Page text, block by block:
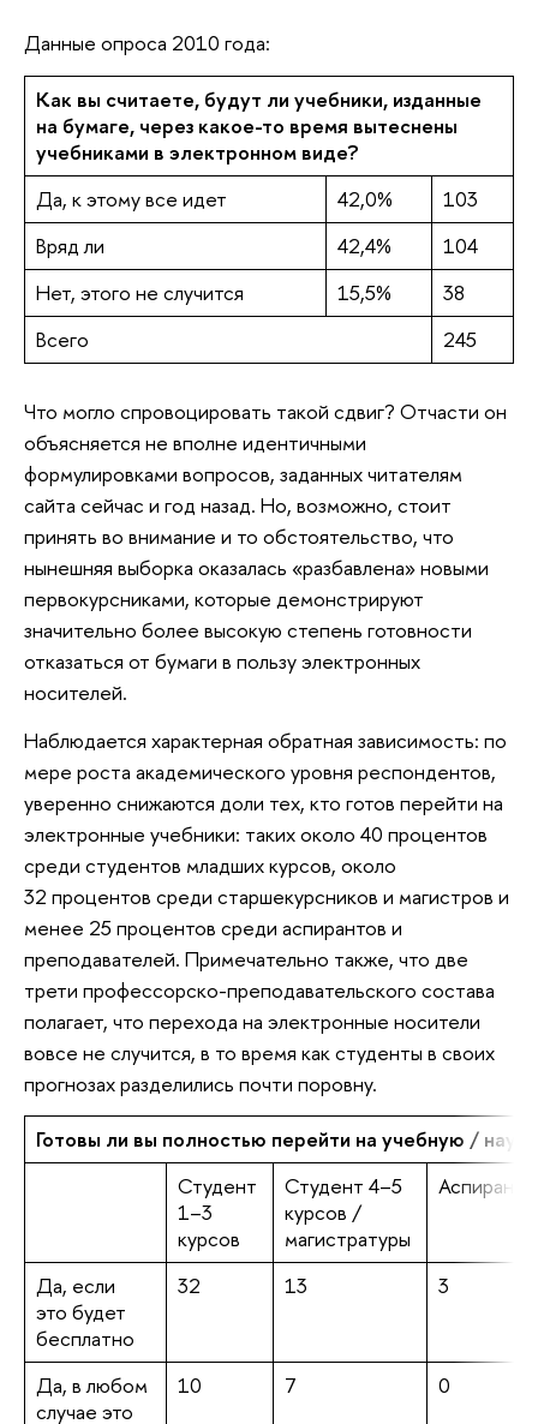
Данные опроса 2010 года:
Как вы считаете, будут ли учебники, изданные
на бумаге, через какое-то время вытеснены
учебниками в электронном виде?
Да, к этому все идет
42,0%
103
Вряд ли
42,4%
104
Нет, этого не случится
15,5%
38
Всего
245
Что могло спровоцировать такой сдвиг? Отчасти он
объясняется не вполне идентичными
формулировками вопросов, заданных читателям
сайта сейчас и год назад. Но, возможно, стоит
принять во внимание и то обстоятельство, что
нынешняя выборка оказалась «разбавлена» новыми
первокурсниками, которые демонстрируют
значительно более высокую степень готовности
отказаться от бумаги в пользу электронных
носителей.
Наблюдается характерная обратная зависимость: по
мере роста академического уровня респондентов,
уверенно снижаются доли тех, кто готов перейти на
электронные учебники: таких около 40 процентов
среди студентов младших курсов, около
32 процентов среди старшекурсников и магистров и
менее 25 процентов среди аспирантов и
преподавателей. Примечательно также, что две
трети профессорско-преподавательского состава
полагает, что перехода на электронные носители
вовсе не случится, в то время как студенты в своих
прогнозах разделились почти поровну.
Готовы ли вы полностью перейти на учебную /
Студент
1–3
курсов
Студент 4–5
курсов /
магистратуры
Аспирант
Да, если
это будет
бесплатно
32 13 3
Да, в любом
случае это
10 7 0